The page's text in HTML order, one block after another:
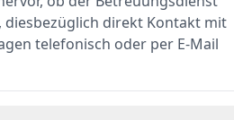
direkt Kontakt mit
telefonisch oder per E-Mail